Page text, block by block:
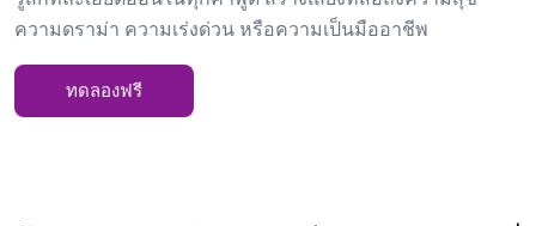
ความดราม่า ความเร่งด่วน หรือความเป็นมืออาชีพ
ทดลองฟรี